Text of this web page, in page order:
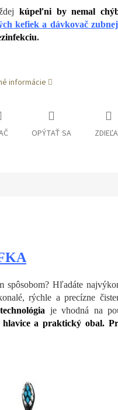
kúpeľni by nemal
kefiek a dávkovač
.
informácie
OPÝTAŤ SA
Hľadáte
rýchle a precízne
je vhodná na
a praktický obal.